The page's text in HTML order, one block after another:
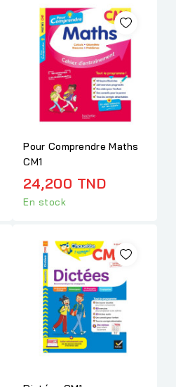
Pour Comprendre Maths
CM1
24,200 TND
En stock